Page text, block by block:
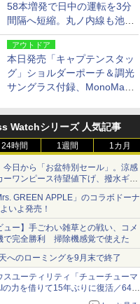
58本増発で日中の運転を3分
間隔へ短縮。丸ノ内線も池袋
～中野坂上を4分間隔に
アウトドア
本日発売「キャプテンスタッ
グ」ショルダーポーチ＆調光
サングラス付録、MonoMax
Watchシリーズ 人気記事
24時間 1週間 1カ月
今日から「お盆特別セール」。涼感
ーワンピース待望値下げ、撥水ギア
1990円に
GREEN APPLE」のコラボドーナ
いよ発売！
ュー】手ごわい雑草との戦い、コメ
で完全勝利 掃除機感覚で使えた
へのローミングを9月末で終了
スユーティリティ「チューチューマ
の力を借りて15年ぶりに復活／64bit
10/11、「Chrome」も走り回